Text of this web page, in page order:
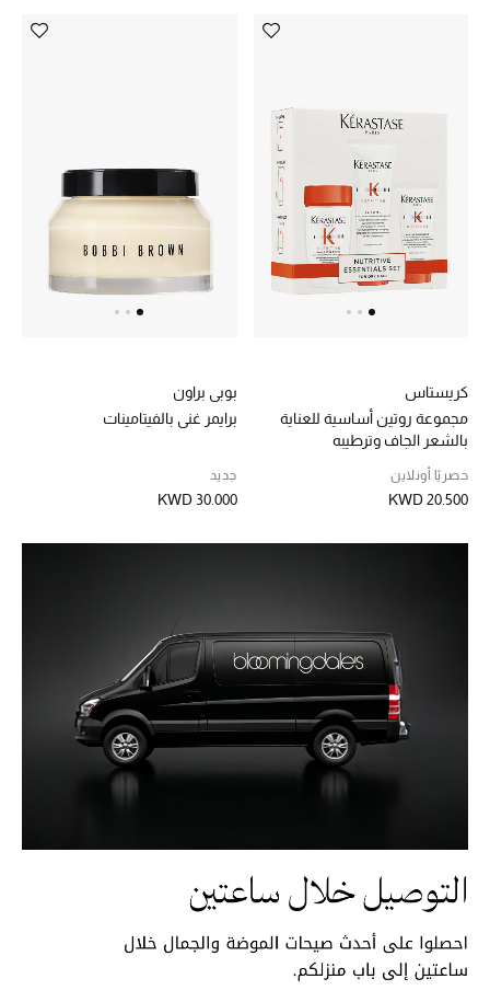
الأطفال
عودة صغاركم للمدارس
الهدايا
ركن أناقة المنتجعات
هدايا للأطفال
تشكيلة مستلزمات الأطفال
مستلزمات الأطفال الرضع
مستلزمات البنات (2 - 14 سنة)
مستلزمات الأولاد (2 - 14 سنة)
أبرز المصممين
كريستاس
مجموعة روتين أساسية للعناية
بالشعر الجاف وترطيبه
حصريًا أونلاين
KWD 20.500
بوبي براون
برايمر غني بالفيتامينات
جديد
KWD 30.000